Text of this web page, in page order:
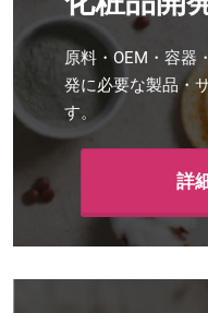
原料・OEM・容器
発に必要な製品・
す。
詳